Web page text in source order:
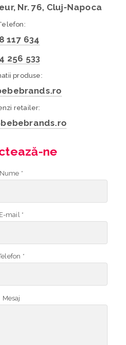
Nr. 76, Cluj-Napoca
117 634
256 533
produse:
retailer:
ne
Nume *
E-mail *
*
Mesaj